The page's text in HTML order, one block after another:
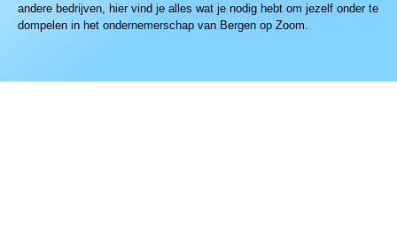
andere bedrijven, hier vind je alles wat je nodig hebt om jezelf onder te
dompelen in het ondernemerschap van Bergen op Zoom.